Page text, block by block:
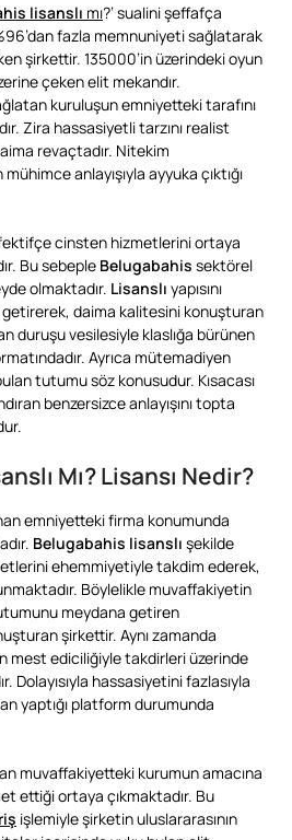
lisanslı mı?’ sualini şeffafça
fazla memnuniyeti sağlatarak
şirkettir. 135000’in üzerindeki oyun
çeken elit mekandır.
kuruluşun emniyetteki tarafını
Zira hassasiyetli tarzını realist
revaçtadır. Nitekim
anlayışıyla ayyuka çıktığı
cinsten hizmetlerini ortaya
Bu sebeple Belugabahis sektörel
olmaktadır. Lisanslı yapısını
daima kalitesini konuşturan
duruşu vesilesiyle klaslığa bürünen
Ayrıca mütemadiyen
tutumu söz konusudur. Kısacası
benzersizce anlayışını topta
Mı? Lisansı Nedir?
emniyetteki firma konumunda
Belugabahis lisanslı şekilde
ehemmiyetiyle takdim ederek,
Böylelikle muvaffakiyetin
meydana getiren
şirkettir. Aynı zamanda
mest ediciliğiyle takdirleri üzerinde
Dolayısıyla hassasiyetini fazlasıyla
yaptığı platform durumunda
muvaffakiyetteki kurumun amacına
ettiği ortaya çıkmaktadır. Bu
işlemiyle şirketin uluslararasının